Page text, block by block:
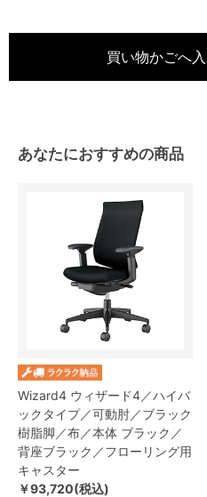
あなたにおすすめの商品
Wizard4 ウィザード4／ハイバ
ックタイプ／可動肘／ブラック
樹脂脚／布／本体 ブラック／
背座ブラック／フローリング用
キャスター
￥93,720(税込)